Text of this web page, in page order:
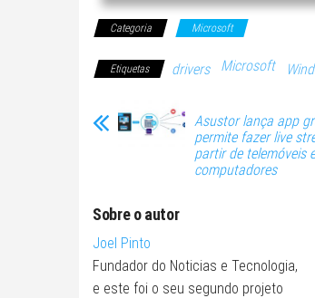
Categoria Microsoft
Etiquetas drivers Microsoft
Asustor lança app
permite fazer live
partir de telemóveis e
computadores
Sobre o autor
Joel Pinto
Fundador do Noticias e Tecnologia,
e este foi o seu segundo projeto